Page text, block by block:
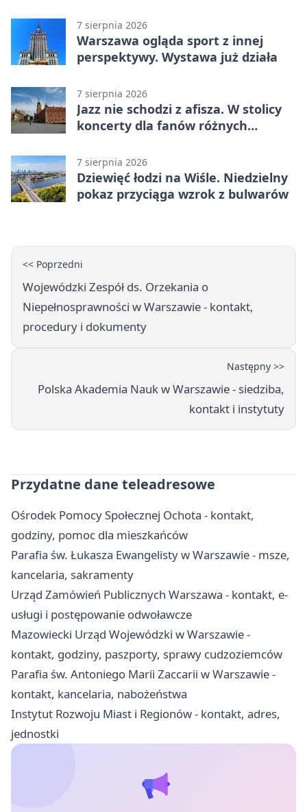
7 sierpnia 2026
Warszawa ogląda sport z innej
perspektywy. Wystawa już działa
7 sierpnia 2026
Jazz nie schodzi z afisza. W stolicy
koncerty dla fanów różnych
7 sierpnia 2026
Dziewięć łodzi na Wiśle. Niedzielny
pokaz przyciąga wzrok z bulwarów
<< Poprzedni
Wojewódzki Zespół ds. Orzekania o
Niepełnosprawności w Warszawie - kontakt,
procedury i dokumenty
Następny >>
Polska Akademia Nauk w Warszawie - siedziba,
kontakt i instytuty
Przydatne dane teleadresowe
Ośrodek Pomocy Społecznej Ochota - kontakt,
godziny, pomoc dla mieszkańców
Parafia św. Łukasza Ewangelisty w Warszawie - msze,
kancelaria, sakramenty
Urząd Zamówień Publicznych Warszawa - kontakt, e-
usługi i postępowanie odwoławcze
Mazowiecki Urząd Wojewódzki w Warszawie -
kontakt, godziny, paszporty, sprawy cudzoziemców
Parafia św. Antoniego Marii Zaccarii w Warszawie -
kontakt, kancelaria, nabożeństwa
Instytut Rozwoju Miast i Regionów - kontakt, adres,
jednostki